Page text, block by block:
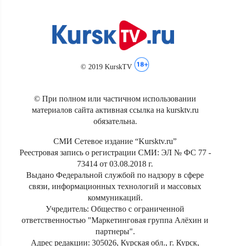
© 2019 KurskTV
© При полном или частичном использовании
материалов сайта активная ссылка на kursktv.ru
обязательна.
СМИ Сетевое издание “Kursktv.ru”
Реестровая запись о регистрации СМИ: ЭЛ № ФС 77 -
73414 от 03.08.2018 г.
Выдано Федеральной службой по надзору в сфере
связи, информационных технологий и массовых
коммуникаций.
Учредитель: Общество с ограниченной
ответственностью "Маркетинговая группа Алёхин и
партнеры".
Адрес редакции: 305026, Курская обл., г. Курск,